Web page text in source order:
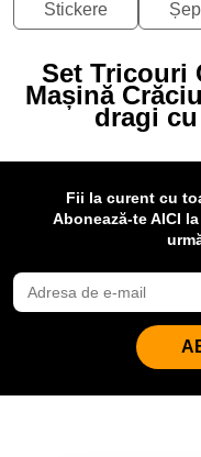
Stickere
Set Tricouri
Mașină
dragi
Fii la curent cu
Abonează-te AICI